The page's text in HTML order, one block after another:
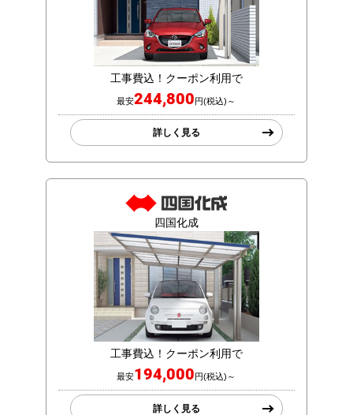
工事費込！クーポン利用で
最安244,800円(税込)～
詳しく見る
四国化成
工事費込！クーポン利用で
最安194,000 円(税込)～
詳しく見る